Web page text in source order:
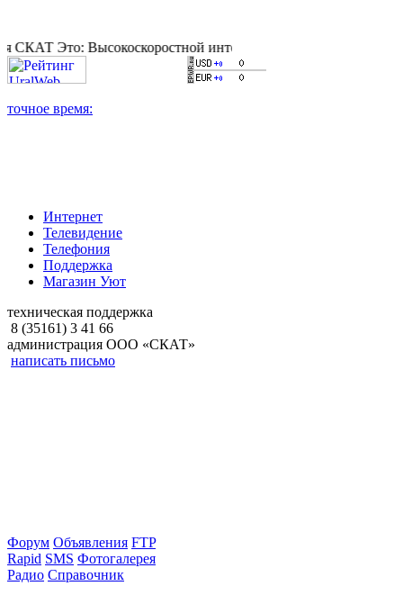
Высокоскоростной интернет, качественное цифровое и
Интернет
Телевидение
Телефония
Поддержка
Магазин Уют
техническая поддержка
8 (35161) 3 41 66
администрация ООО «СКАТ»
написать письмо
Форум Объявления FTP
Rapid SMS Фотогалерея
Радио Справочник